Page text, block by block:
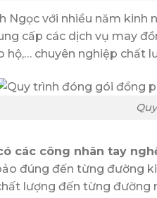
Ngọc với nhiều năm kinh
cấp các dịch vụ may
hộ,… chuyên nghiệp chất
các công nhân tay
đúng đến từng đường
lượng đến từng đường